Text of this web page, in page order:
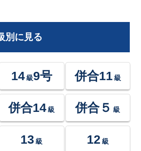
別に見る
14級9号 併合11 級
併合14 級 併合５ 級
13 級 12 級